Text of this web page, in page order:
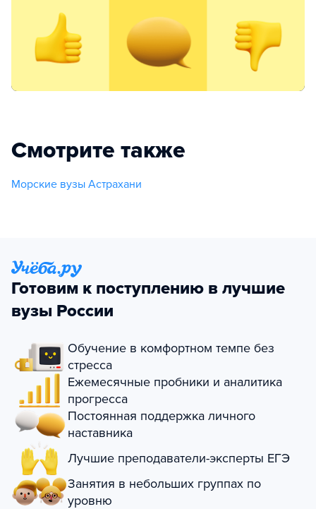
Смотрите также
Морские вузы Астрахани
Готовим к поступлению в лучшие
вузы России
Обучение в комфортном темпе без
стресса
Ежемесячные пробники и аналитика
прогресса
Постоянная поддержка личного
наставника
Лучшие преподаватели-эксперты ЕГЭ
Занятия в небольших группах по
уровню